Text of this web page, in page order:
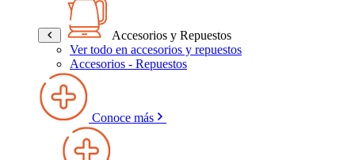
Accesorios y Repuestos
Ver todo en accesorios y repuestos
Accesorios - Repuestos
Conoce más